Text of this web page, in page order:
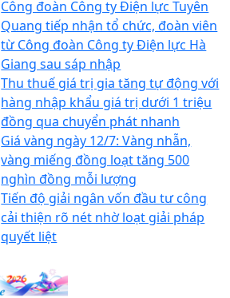
Công đoàn Công ty Điện lực Tuyên
Quang tiếp nhận tổ chức, đoàn viên
từ Công đoàn Công ty Điện lực Hà
Giang sau sáp nhập
Thu thuế giá trị gia tăng tự động với
hàng nhập khẩu giá trị dưới 1 triệu
đồng qua chuyển phát nhanh
Giá vàng ngày 12/7: Vàng nhẫn,
vàng miếng đồng loạt tăng 500
nghìn đồng mỗi lượng
Tiến độ giải ngân vốn đầu tư công
cải thiện rõ nét nhờ loạt giải pháp
quyết liệt